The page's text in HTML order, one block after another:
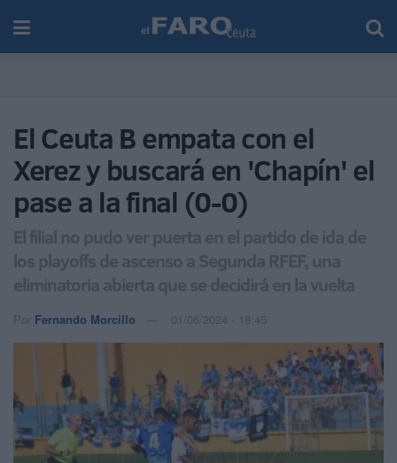
El Ceuta B empata con el
Xerez y buscará en 'Chapín' el
pase a la final (0-0)
El filial no pudo ver puerta en el partido de ida de
los playoffs de ascenso a Segunda RFEF, una
eliminatoria abierta que se decidirá en la vuelta
Por Fernando Morcillo 01/06/2024 - 18:45